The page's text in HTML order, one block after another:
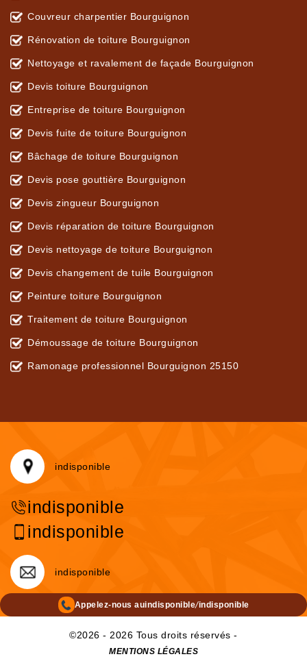
Couvreur charpentier Bourguignon
Rénovation de toiture Bourguignon
Nettoyage et ravalement de façade Bourguignon
Devis toiture Bourguignon
Entreprise de toiture Bourguignon
Devis fuite de toiture Bourguignon
Bâchage de toiture Bourguignon
Devis pose gouttière Bourguignon
Devis zingueur Bourguignon
Devis réparation de toiture Bourguignon
Devis nettoyage de toiture Bourguignon
Devis changement de tuile Bourguignon
Peinture toiture Bourguignon
Traitement de toiture Bourguignon
Démoussage de toiture Bourguignon
Ramonage professionnel Bourguignon 25150
indisponible
indisponible
indisponible
indisponible
Appelez-nous auindisponible/indisponible
©2026 - 2026 Tous droits réservés -
MENTIONS LÉGALES